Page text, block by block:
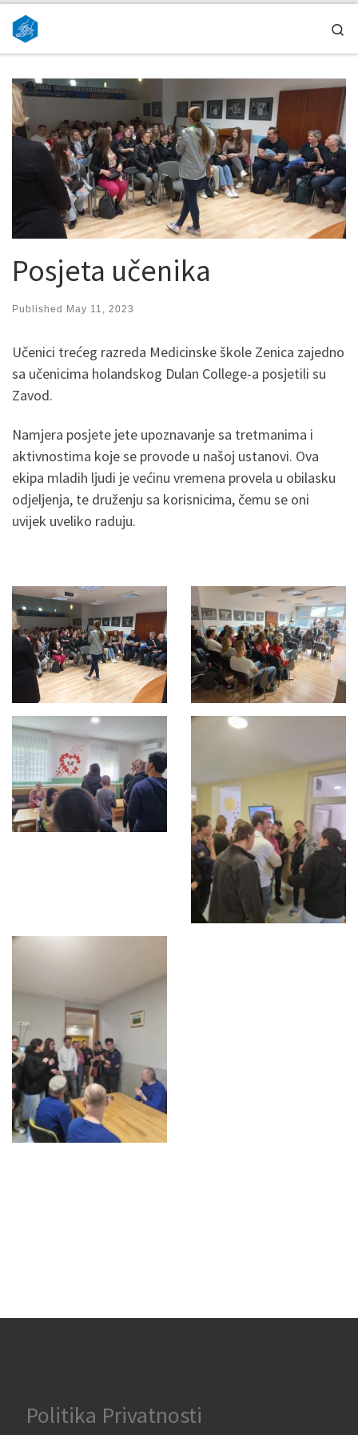
Skip to content
Posjeta učenika
Published May 11, 2023
Učenici trećeg razreda Medicinske škole Zenica zajedno
sa učenicima holandskog Dulan College-a posjetili su
Zavod.
Namjera posjete jete upoznavanje sa tretmanima i
aktivnostima koje se provode u našoj ustanovi. Ova
ekipa mladih ljudi je većinu vremena provela u obilasku
odjeljenja, te druženju sa korisnicima, čemu se oni
uvijek uveliko raduju.
Politika Privatnosti